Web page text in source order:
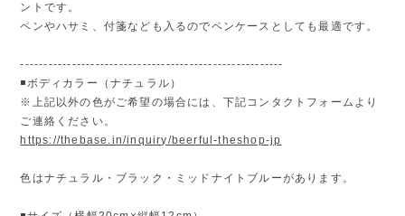
ントです。
ペンやハサミ、付箋なども入るのでペンケースとしても最適です。
--------------------------------------------------------
◾️ボディカラー（ナチュラル）
※上記以外の色がご希望の場合には、下記コンタクトフォームより
ご連絡ください。
https://thebase.in/inquiry/beerful-theshop-jp
色はナチュラル・ブラック・ミッドナイトブルーがあります。